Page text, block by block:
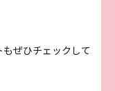
ぜひチェックして